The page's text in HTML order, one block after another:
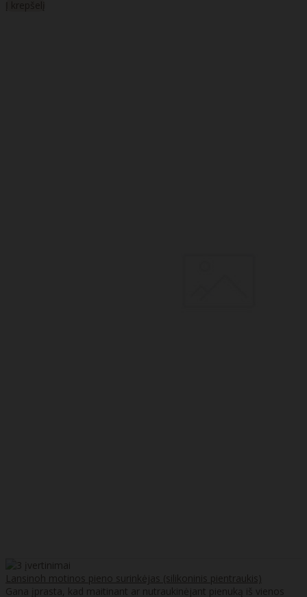
Lansinoh motinos pieno surinkėjas (silikoninis pientraukis)
Gana įprasta, kad maitinant ar nutraukinėjant pienuką iš vienos